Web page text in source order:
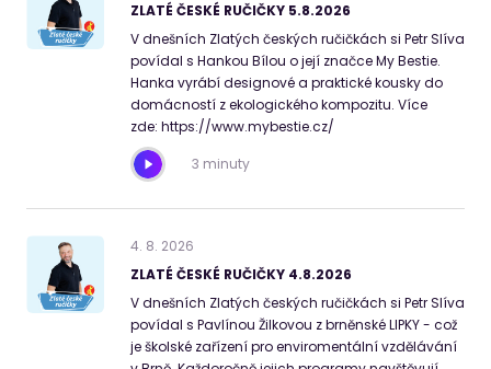
ZLATÉ ČESKÉ RUČIČKY 5.8.2026
V dnešních Zlatých českých ručičkách si Petr Slíva
povídal s Hankou Bílou o její značce My Bestie.
Hanka vyrábí designové a praktické kousky do
domácností z ekologického kompozitu. Více
zde: https://www.mybestie.cz/
3 minuty
4. 8. 2026
ZLATÉ ČESKÉ RUČIČKY 4.8.2026
V dnešních Zlatých českých ručičkách si Petr Slíva
povídal s Pavlínou Žilkovou z brněnské LIPKY - což
je školské zařízení pro enviromentální vzdělávání